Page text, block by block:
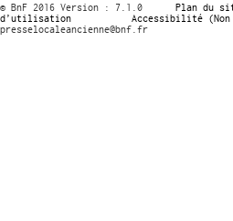
© BnF 2016 Version : 7.1.0 Plan du
d’utilisation
Accessibilité (Non
presselocaleancienne@bnf.fr